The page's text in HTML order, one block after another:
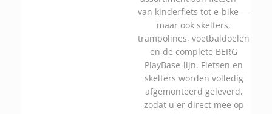
van kinderfiets tot e-bike —
maar ook skelters,
trampolines, voetbaldoelen
en de complete BERG
PlayBase-lijn. Fietsen en
skelters worden volledig
afgemonteerd geleverd,
zodat u er direct mee op